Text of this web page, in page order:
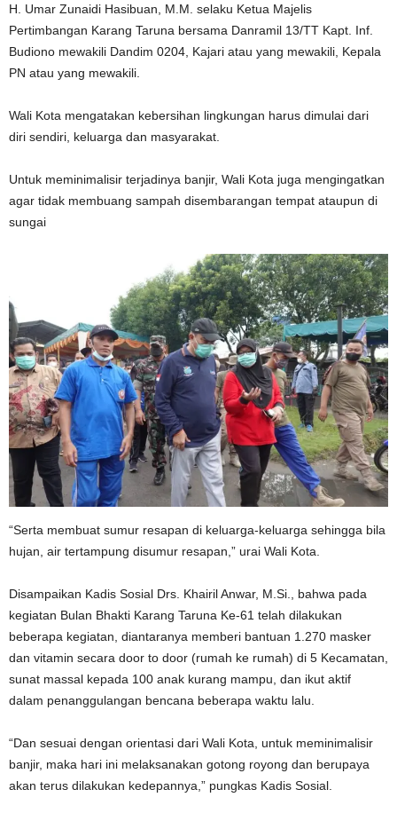
H. Umar Zunaidi Hasibuan, M.M. selaku Ketua Majelis
Pertimbangan Karang Taruna bersama Danramil 13/TT Kapt. Inf.
Budiono mewakili Dandim 0204, Kajari atau yang mewakili, Kepala
PN atau yang mewakili.
Wali Kota mengatakan kebersihan lingkungan harus dimulai dari
diri sendiri, keluarga dan masyarakat.
Untuk meminimalisir terjadinya banjir, Wali Kota juga mengingatkan
agar tidak membuang sampah disembarangan tempat ataupun di
sungai
“Serta membuat sumur resapan di keluarga-keluarga sehingga bila
hujan, air tertampung disumur resapan,” urai Wali Kota.
Disampaikan Kadis Sosial Drs. Khairil Anwar, M.Si., bahwa pada
kegiatan Bulan Bhakti Karang Taruna Ke-61 telah dilakukan
beberapa kegiatan, diantaranya memberi bantuan 1.270 masker
dan vitamin secara door to door (rumah ke rumah) di 5 Kecamatan,
sunat massal kepada 100 anak kurang mampu, dan ikut aktif
dalam penanggulangan bencana beberapa waktu lalu.
“Dan sesuai dengan orientasi dari Wali Kota, untuk meminimalisir
banjir, maka hari ini melaksanakan gotong royong dan berupaya
akan terus dilakukan kedepannya,” pungkas Kadis Sosial.